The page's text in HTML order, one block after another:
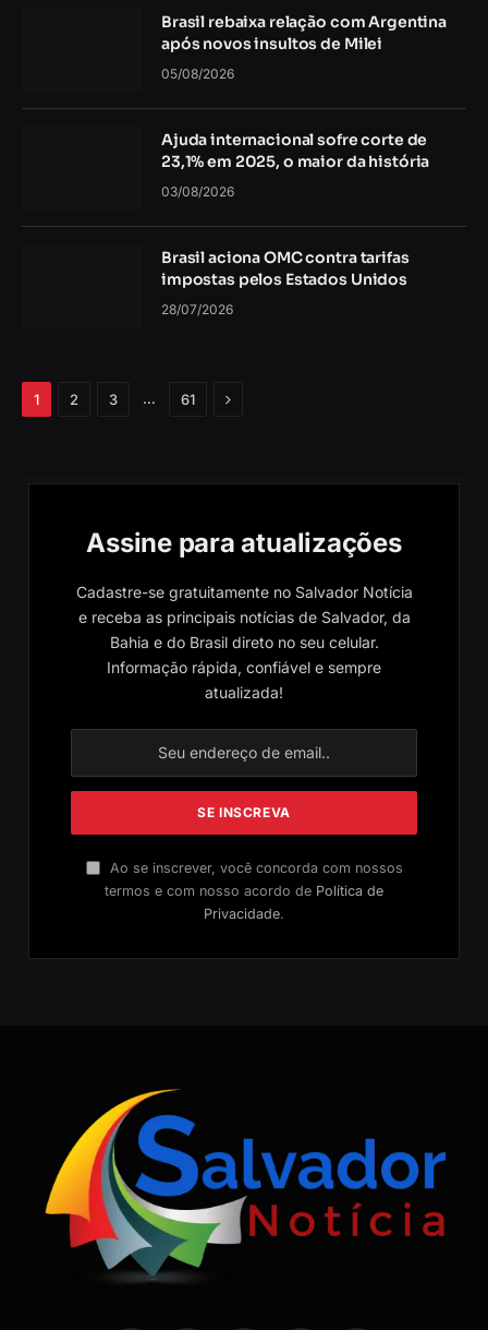
Brasil rebaixa relação com Argentina
após novos insultos de Milei
05/08/2026
Ajuda internacional sofre corte de
23,1% em 2025, o maior da história
03/08/2026
Brasil aciona OMC contra tarifas
impostas pelos Estados Unidos
28/07/2026
1 2 3 … 61 Próximo
Assine para atualizações
Cadastre-se gratuitamente no Salvador Notícia
e receba as principais notícias de Salvador, da
Bahia e do Brasil direto no seu celular.
Informação rápida, confiável e sempre
atualizada!
Ao se inscrever, você concorda com nossos
termos e com nosso acordo de Política de
Privacidade.